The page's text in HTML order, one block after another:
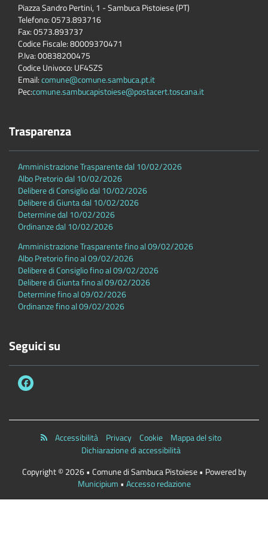
Piazza Sandro Pertini, 1 - Sambuca Pistoiese (PT)
Telefono: 0573.893716
Fax: 0573.893737
Codice Fiscale: 80009370471
P.Iva: 00838200475
Codice Univoco: UF4SZS
Email:comune@comune.sambuca.pt.it
Pec:comune.sambucapistoiese@postacert.toscana.it
Trasparenza
Amministrazione Trasparente dal 10/02/2026
Albo Pretorio dal 10/02/2026
Delibere di Consiglio dal 10/02/2026
Delibere di Giunta dal 10/02/2026
Determine dal 10/02/2026
Ordinanze dal 10/02/2026
Amministrazione Trasparente fino al 09/02/2026
Albo Pretorio fino al 09/02/2026
Delibere di Consiglio fino al 09/02/2026
Delibere di Giunta fino al 09/02/2026
Determine fino al 09/02/2026
Ordinanze fino al 09/02/2026
Seguici su
Accessibilità Privacy Cookie
Mappa del sito
Dichiarazione di accessibilità
Copyright © 2026 • Comune di Sambuca Pistoiese • Powered by
Municipium • Accesso redazione